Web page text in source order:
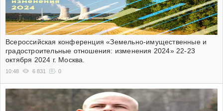
Всероссийская конференция «Земельно-имущественные и
градостроительные отношения: изменения 2024» 22-23
октября 2024 г. Москва.
10:48 6 831 0